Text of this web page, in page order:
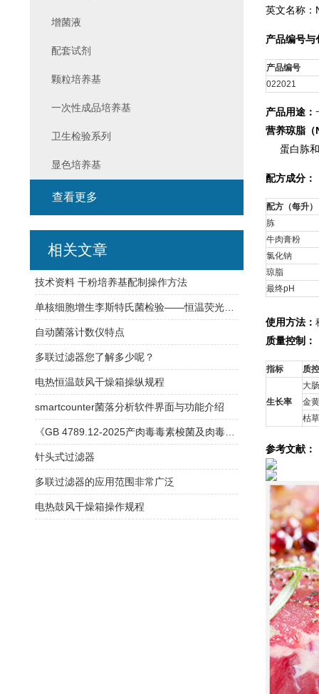
英文名称：
产品编号与
产品编号
022021
产品用途：
营养琼脂（
蛋白胨和
配方成分：
配方（每升）
胨
牛肉膏粉
氯化钠
琼脂
最终pH
使用方法：
质量控制：
指标 质
生长率
大
金
枯
参考文献：
增菌液
配套试剂
颗粒培养基
一次性成品培养基
卫生检验系列
显色培养基
查看更多
相关文章
技术资料 干粉培养基配制操作方法
自动菌落计数仪特点
多联过滤器您了解多少呢？
电热恒温鼓风干燥箱操纵规程
smartcounter菌落分析软件界面与功能介绍
针头式过滤器
多联过滤器的应用范围非常广泛
电热鼓风干燥箱操作规程